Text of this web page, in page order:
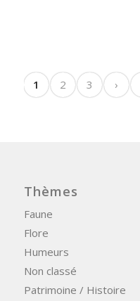
1 2 3 ›
Thèmes
Faune
Flore
Humeurs
Non classé
Patrimoine / Histoire